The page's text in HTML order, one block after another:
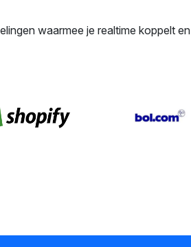
waarmee je realtime koppelt en